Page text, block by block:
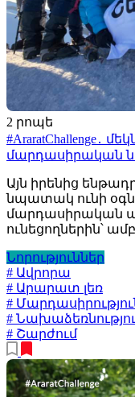
2 րոպե
#AraratChallenge․
մարդասիրական
Այն իրենից
նպատակ ունի
մարդասիրական
ունեցողներին՝
Նորություններ
# Ավրորա
# Արարատ լեռ
#
#
# Շարժում